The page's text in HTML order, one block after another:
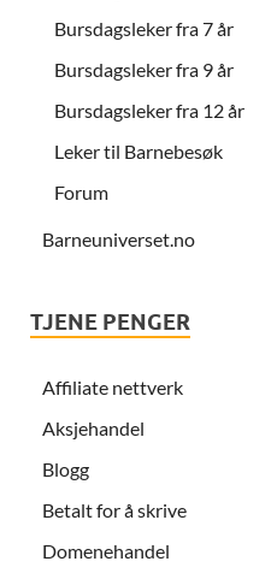
Bursdagsleker fra 7 år
Bursdagsleker fra 9 år
Bursdagsleker fra 12 år
Leker til Barnebesøk
Forum
Barneuniverset.no
TJENE PENGER
Affiliate nettverk
Aksjehandel
Blogg
Betalt for å skrive
Domenehandel